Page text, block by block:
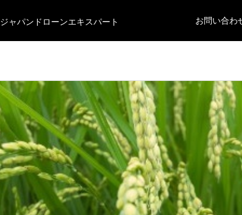
ジャパンドローンエキスパート お問い合わ